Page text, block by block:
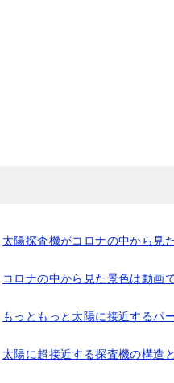
太陽探査機がコロナの中から見
コロナの中から見た景色は動画
もっともっと太陽に接近するパ
太陽に超接近する探査機の構造